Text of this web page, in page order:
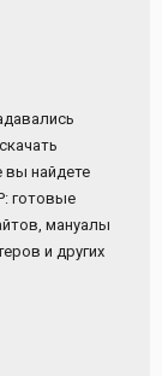
вы найдете
готовые
мануалы
и других